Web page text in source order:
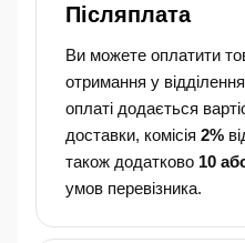
Післяплата
Ви можете оплатити
отримання у
оплаті додається
доставки, комісія 2%
також додатково 10
умов перевізника.